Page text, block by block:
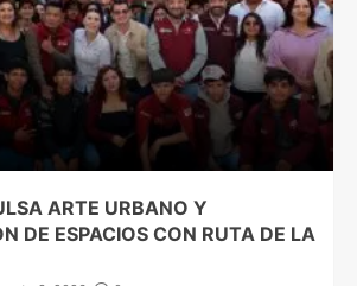
ARTE URBANO Y
DE ESPACIOS CON RUTA DE LA